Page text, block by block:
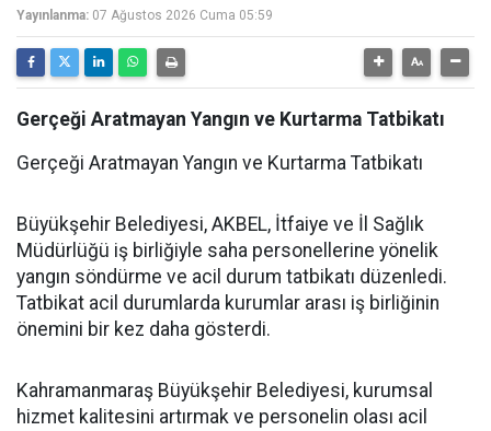
Yayınlanma: 07 Ağustos 2026 Cuma 05:59
Gerçeği Aratmayan Yangın ve Kurtarma Tatbikatı
Gerçeği Aratmayan Yangın ve Kurtarma Tatbikatı
Büyükşehir Belediyesi, AKBEL, İtfaiye ve İl Sağlık
Müdürlüğü iş birliğiyle saha personellerine yönelik
yangın söndürme ve acil durum tatbikatı düzenledi.
Tatbikat acil durumlarda kurumlar arası iş birliğinin
önemini bir kez daha gösterdi.
Kahramanmaraş Büyükşehir Belediyesi, kurumsal
hizmet kalitesini artırmak ve personelin olası acil